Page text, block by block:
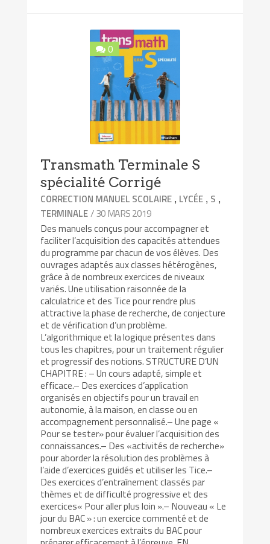
0
Transmath Terminale S
spécialité Corrigé
CORRECTION MANUEL SCOLAIRE , LYCÉE , S ,
TERMINALE/ 30 MARS 2019
Des manuels conçus pour accompagner et
faciliter l’acquisition des capacités attendues
du programme par chacun de vos élèves. Des
ouvrages adaptés aux classes hétérogènes,
grâce à de nombreux exercices de niveaux
variés. Une utilisation raisonnée de la
calculatrice et des Tice pour rendre plus
attractive la phase de recherche, de conjecture
et de vérification d’un problème.
L’algorithmique et la logique présentes dans
tous les chapitres, pour un traitement régulier
et progressif des notions. STRUCTURE D’UN
CHAPITRE : – Un cours adapté, simple et
efficace.– Des exercices d’application
organisés en objectifs pour un travail en
autonomie, à la maison, en classe ou en
accompagnement personnalisé.– Une page «
Pour se tester» pour évaluer l’acquisition des
connaissances.– Des «activités de recherche»
pour aborder la résolution des problèmes à
l’aide d’exercices guidés et utiliser les Tice.–
Des exercices d’entraînement classés par
thèmes et de difficulté progressive et des
exercices« Pour aller plus loin ».– Nouveau « Le
jour du BAC » : un exercice commenté et de
nombreux exercices extraits du BAC pour